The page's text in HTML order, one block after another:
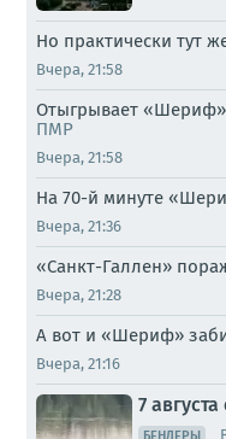
Но практически тут
Вчера, 21:58
Отыгрывает «Шериф»
ПМР
Вчера, 21:58
На 70-й минуте
Вчера, 21:36
«Санкт-Галлен»
Вчера, 21:28
А вот и «Шериф»
Вчера, 21:16
7
БЕНДЕРЫ